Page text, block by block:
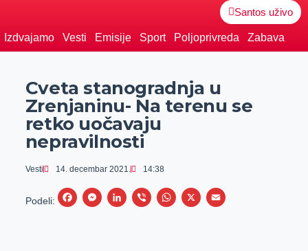
Santos uživo
Izdvajamo Vesti Emisije Sport Poljoprivreda Zabava
Cveta stanogradnja u
Zrenjaninu- Na terenu se
retko uočavaju
nepravilnosti
Vesti 14. decembar 2021. 14:38
Podeli:
F
M
L
V
W
X
E